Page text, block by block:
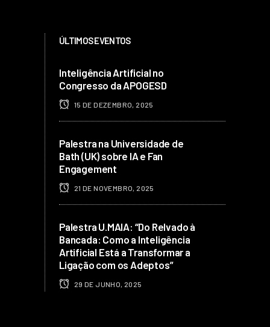
ÚLTIMOS EVENTOS
Inteligência Artificial no
Congresso da APOGESD
15 DE DEZEMBRO, 2025
Palestra na Universidade de
Bath (UK) sobre IA e Fan
Engagement
21 DE NOVEMBRO, 2025
Palestra U.MAIA: “Do Relvado à
Bancada: Como a Inteligência
Artificial Está a Transformar a
Ligação com os Adeptos”
29 DE JUNHO, 2025